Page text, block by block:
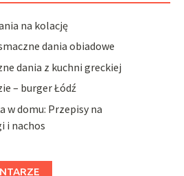
na kolację
dania obiadowe
dania z kuchni greckiej
– burger Łódź
w domu: Przepisy na
i nachos